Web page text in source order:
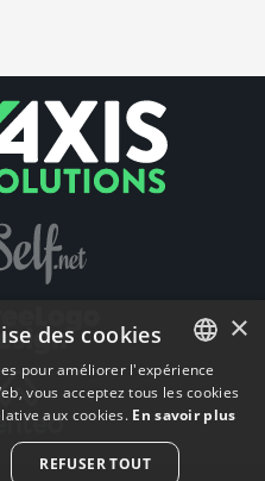
ENGLISH
FRENCH
×
des cookies
pour améliorer l'expérience
vous acceptez tous les cookies
aux cookies. En savoir plus
REFUSER TOUT